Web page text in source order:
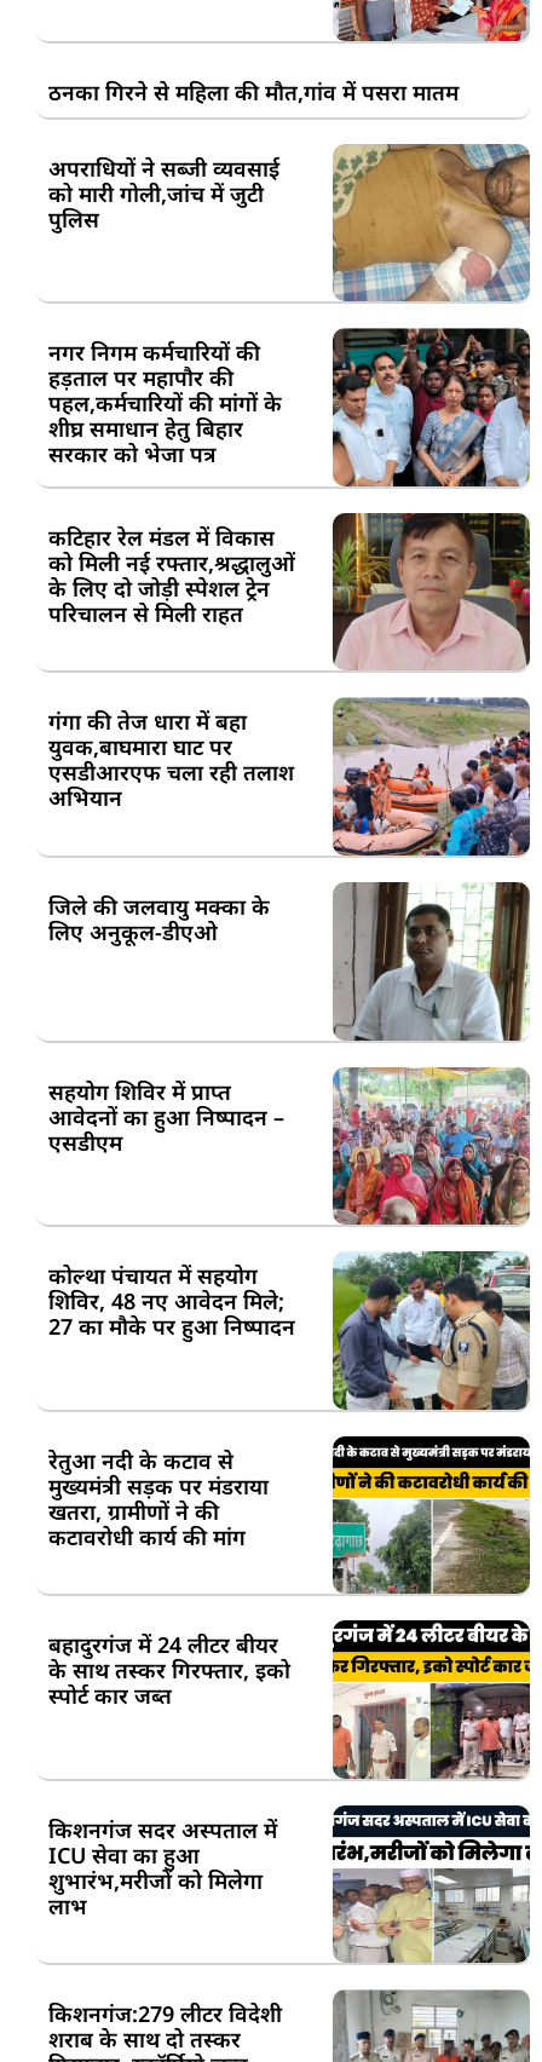
ठनका गिरने से महिला की मौत,गांव में पसरा मातम
अपराधियों ने सब्जी व्यवसाई
को मारी गोली,जांच में जुटी
पुलिस
नगर निगम कर्मचारियों की
हड़ताल पर महापौर की
पहल,कर्मचारियों की मांगों के
शीघ्र समाधान हेतु बिहार
सरकार को भेजा पत्र
कटिहार रेल मंडल में विकास
को मिली नई रफ्तार,श्रद्धालुओं
के लिए दो जोड़ी स्पेशल ट्रेन
परिचालन से मिली राहत
गंगा की तेज धारा में बहा
युवक,बाघमारा घाट पर
एसडीआरएफ चला रही तलाश
अभियान
जिले की जलवायु मक्का के
लिए अनुकूल-डीएओ
सहयोग शिविर में प्राप्त
आवेदनों का हुआ निष्पादन –
एसडीएम
कोल्था पंचायत में सहयोग
शिविर, 48 नए आवेदन मिले;
27 का मौके पर हुआ निष्पादन
रेतुआ नदी के कटाव से
मुख्यमंत्री सड़क पर मंडराया
खतरा, ग्रामीणों ने की
कटावरोधी कार्य की मांग
बहादुरगंज में 24 लीटर बीयर
के साथ तस्कर गिरफ्तार, इको
स्पोर्ट कार जब्त
किशनगंज सदर अस्पताल में
ICU सेवा का हुआ
शुभारंभ,मरीजों को मिलेगा
लाभ
किशनगंज:279 लीटर विदेशी
शराब के साथ दो तस्कर